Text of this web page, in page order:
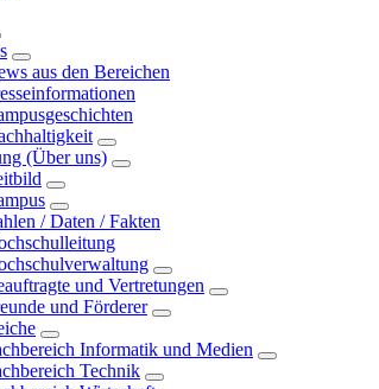
aus den Bereichen
(Über uns)
/ Daten / Fakten
und Vertretungen
und Förderer
Informatik und Medien
Technik